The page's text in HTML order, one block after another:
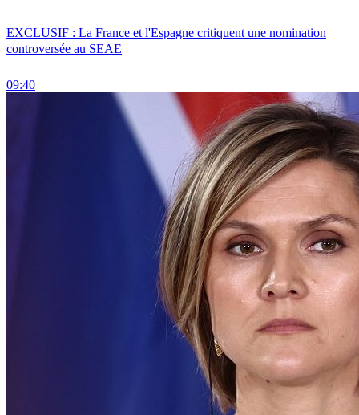
EXCLUSIF : La France et l'Espagne critiquent une nomination
controversée au SEAE
09:40